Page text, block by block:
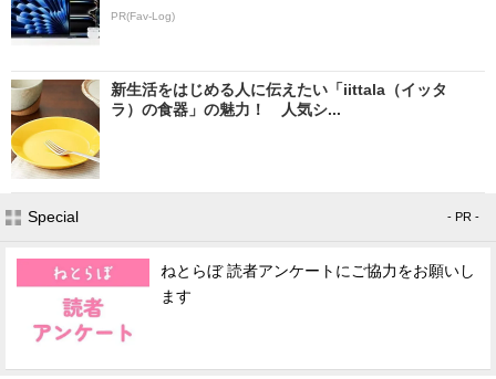
PR(Fav-Log)
新生活をはじめる人に伝えたい「iittala（イッタ
ラ）の食器」の魅力！ 人気シ...
Special - PR -
ねとらぼ 読者アンケートにご協力をお願いし
ます